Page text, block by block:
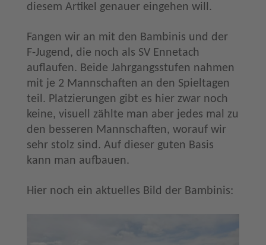
diesem Artikel genauer eingehen will.
Fangen wir an mit den Bambinis und der
F-Jugend, die noch als SV Ennetach
auflaufen. Beide Jahrgangsstufen nahmen
mit je 2 Mannschaften an den Spieltagen
teil. Platzierungen gibt es hier zwar noch
keine, visuell zählte man aber jedes mal zu
den besseren Mannschaften, worauf wir
sehr stolz sind. Auf dieser guten Basis
kann man aufbauen.
Hier noch ein aktuelles Bild der Bambinis: